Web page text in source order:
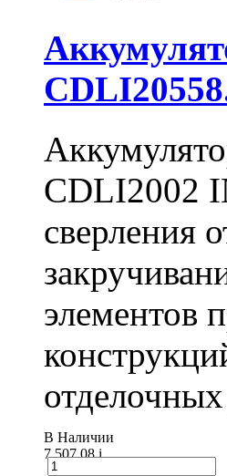
CDLI2002
сверления
элементов
В Наличии
7 507.08i